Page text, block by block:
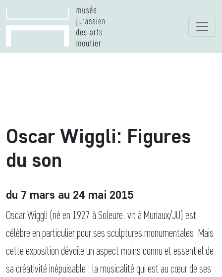
Oscar Wiggli: Figures
du son
du 7 mars au 24 mai 2015
Oscar Wiggli (né en 1927 à Soleure, vit à Muriaux/JU) est
célèbre en particulier pour ses sculptures monumentales. Mais
cette exposition dévoile un aspect moins connu et essentiel de
sa créativité inépuisable : la musicalité qui est au cœur de ses